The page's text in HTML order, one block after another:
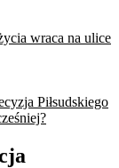
wraca na ulice
Piłsudskiego